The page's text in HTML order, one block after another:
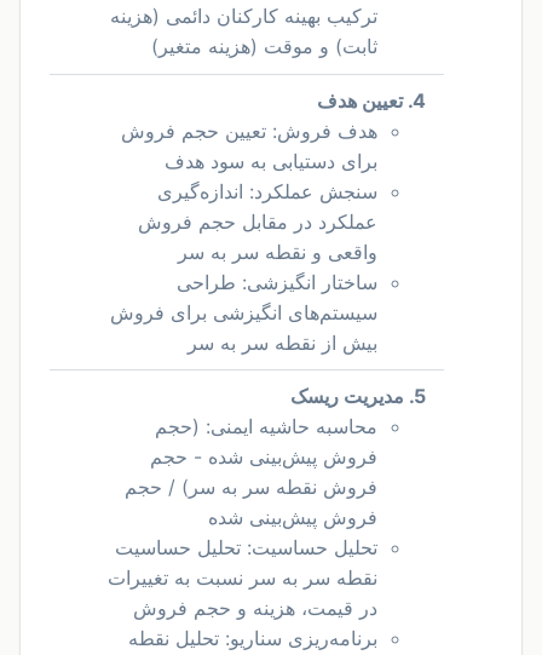
ترکیب بهینه کارکنان دائمی (هزینه
ثابت) و موقت (هزینه متغیر)
4. تعیین هدف
هدف فروش: تعیین حجم فروش
برای دستیابی به سود هدف
سنجش عملکرد: اندازه‌گیری
عملکرد در مقابل حجم فروش
واقعی و نقطه سر به سر
ساختار انگیزشی: طراحی
سیستم‌های انگیزشی برای فروش
بیش از نقطه سر به سر
5. مدیریت ریسک
محاسبه حاشیه ایمنی: (حجم
فروش پیش‌بینی شده - حجم
فروش نقطه سر به سر) / حجم
فروش پیش‌بینی شده
تحلیل حساسیت: تحلیل حساسیت
نقطه سر به سر نسبت به تغییرات
در قیمت، هزینه و حجم فروش
برنامه‌ریزی سناریو: تحلیل نقطه